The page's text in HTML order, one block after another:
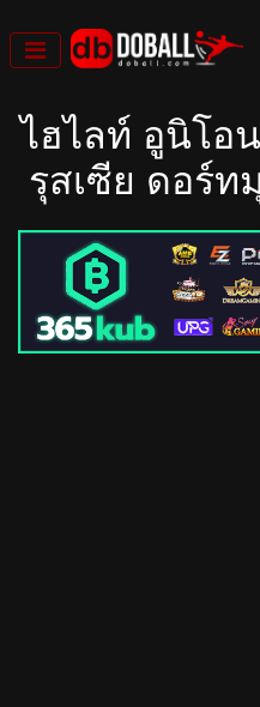
to
content
ไฮไลท์ อูนิโอ
รุสเซีย ดอร์ท